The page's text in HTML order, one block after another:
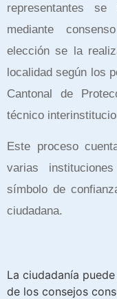
representantes
mediante
elección se la
localidad según los
Cantonal de
técnico
Este proceso
varias
símbolo de
ciudadana.
La ciudadanía
de los consejos